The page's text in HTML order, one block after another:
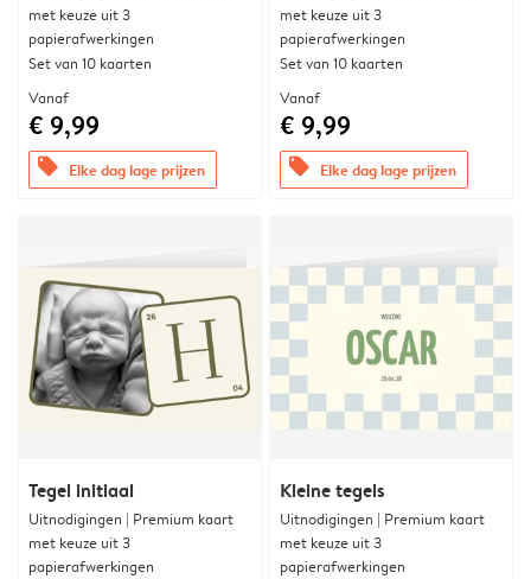
met keuze uit 3
papierafwerkingen
Set van 10 kaarten
Vanaf
€ 9,99
offers Elke dag lage prijzen
met keuze uit 3
papierafwerkingen
Set van 10 kaarten
Vanaf
€ 9,99
offers Elke dag lage prijzen
Tegel initiaal
Uitnodigingen | Premium kaart
met keuze uit 3
papierafwerkingen
Kleine tegels
Uitnodigingen | Premium kaart
met keuze uit 3
papierafwerkingen